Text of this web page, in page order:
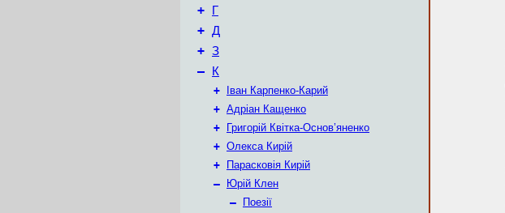
+ Г
+ Д
+ З
– К
+
Іван Карпенко-Карий
+ Адріан Кащенко
+
Григорій Квітка-Основ’яненко
+ Олекса Кирій
+
Парасковія Кирій
–
Юрій Клен
–
Поезії